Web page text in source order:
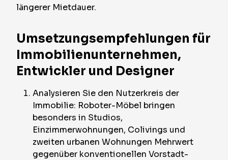
längerer Mietdauer.
Umsetzungsempfehlungen für
Immobilienunternehmen,
Entwickler und Designer
Analysieren Sie den Nutzerkreis der
Immobilie: Roboter-Möbel bringen
besonders in Studios,
Einzimmerwohnungen, Colivings und
zweiten urbanen Wohnungen Mehrwert
gegenüber konventionellen Vorstadt-